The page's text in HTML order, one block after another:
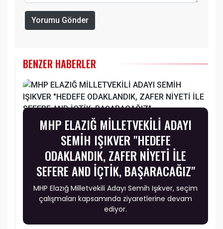
Yorumu Gönder
BENZER HABERLER
MHP ELAZIĞ MİLLETVEKİLİ ADAYI
SEMİH IŞIKVER "HEDEFE
ODAKLANDIK, ZAFER NİYETİ İLE
SEFERE AND İÇTİK, BAŞARACAĞIZ"
MHP Elazığ Milletvekili Adayı Semih Işıkver, seçim
çalışmaları kapsamında ziyaretlerine devam
ediyor.